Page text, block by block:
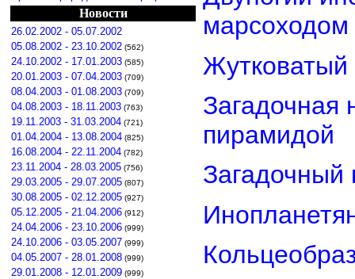
Новости
26.02.2002 - 05.07.2002
05.08.2002 - 23.10.2002 (562)
24.10.2002 - 17.01.2003 (585)
20.01.2003 - 07.04.2003 (709)
08.04.2003 - 01.08.2003 (709)
04.08.2003 - 18.11.2003 (763)
19.11.2003 - 31.03.2004 (721)
01.04.2004 - 13.08.2004 (825)
16.08.2004 - 22.11.2004 (782)
23.11.2004 - 28.03.2005 (756)
29.03.2005 - 29.07.2005 (807)
30.08.2005 - 02.12.2005 (927)
05.12.2005 - 21.04.2006 (912)
24.04.2006 - 23.10.2006 (999)
24.10.2006 - 03.05.2007 (999)
04.05.2007 - 28.01.2008 (999)
29.01.2008 - 12.01.2009 (999)
марсоходом
Загадочная
пирамидой